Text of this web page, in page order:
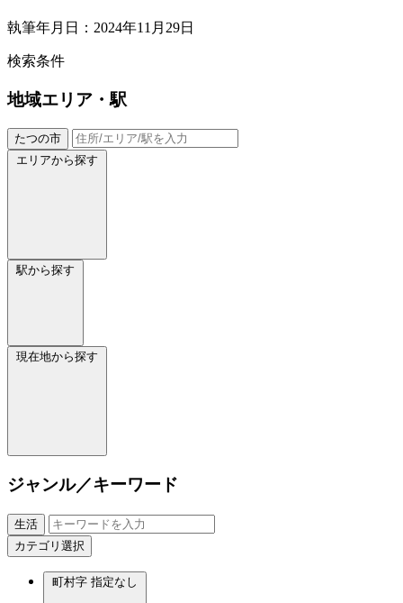
執筆年月日：2024年11月29日
検索条件
地域エリア・駅
たつの市
エリアから探す
駅から探す
現在地から探す
ジャンル／キーワード
生活
カテゴリ選択
町村字 指定なし